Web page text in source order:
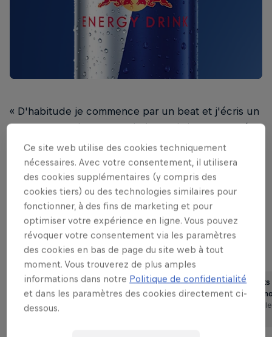
« D'habitude je commence par un beat et j'écris un
texte en fonction de celui-ci. Parfois je pars de zéro
pour les deux. Et très occasionnellement j'ai déjà
un texte pour lequel je dois composer un
instrumental. J’essaie de me l’approprier en me
demandant ce que ferait K1D, puis je l’applique au
morceau. »
VOUS AIMEREZ AUSSI
Red Bull 64 Bars
Le producteur Chuki Beats a
invité cinq rappeurs belges en
Chuki
meilleurs
Temps de
Ce site web utilise des cookies techniquement
nécessaires. Avec votre consentement, il utilisera
des cookies supplémentaires (y compris des
cookies tiers) ou des technologies similaires pour
fonctionner, à des fins de marketing et pour
optimiser votre expérience en ligne. Vous pouvez
révoquer votre consentement via les paramètres
des cookies en bas de page du site web à tout
moment. Vous trouverez de plus amples
informations dans notre Politique de confidentialité
et dans les paramètres des cookies directement ci-
dessous.